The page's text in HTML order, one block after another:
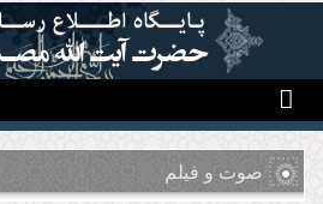
رفتن به محتوای اصلی
صوت و فیلم